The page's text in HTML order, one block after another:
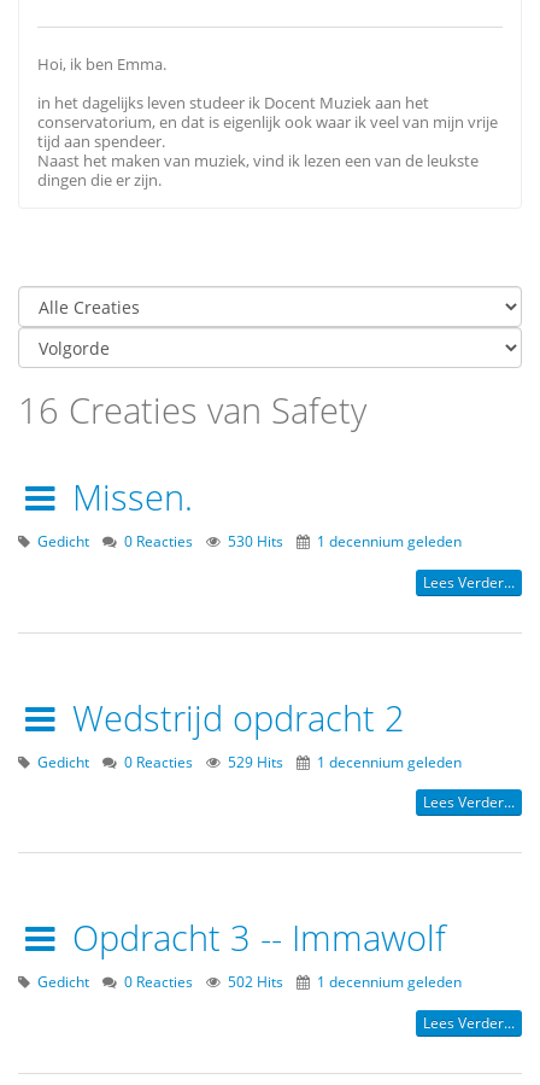
Hoi, ik ben Emma.
in het dagelijks leven studeer ik Docent Muziek aan het
conservatorium, en dat is eigenlijk ook waar ik veel van mijn vrije
tijd aan spendeer.
Naast het maken van muziek, vind ik lezen een van de leukste
dingen die er zijn.
16 Creaties van Safety
Missen.
Gedicht 0 Reacties 530 Hits 1 decennium geleden
Lees Verder...
Wedstrijd opdracht 2
Gedicht 0 Reacties 529 Hits 1 decennium geleden
Lees Verder...
Opdracht 3 -- Immawolf
Gedicht 0 Reacties 502 Hits 1 decennium geleden
Lees Verder...